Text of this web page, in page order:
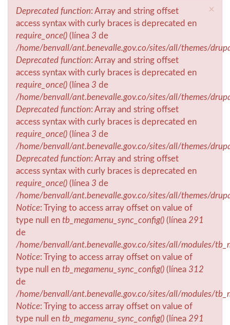
×
Mensaje de error
Deprecated function: Array and string offset
access syntax with curly braces is deprecated en
require_once() (línea 3 de
/home/benvall/ant.benevalle.gov.co/sites/all/themes/
Deprecated function: Array and string offset
access syntax with curly braces is deprecated en
require_once() (línea 3 de
/home/benvall/ant.benevalle.gov.co/sites/all/themes/
Deprecated function: Array and string offset
access syntax with curly braces is deprecated en
require_once() (línea 3 de
/home/benvall/ant.benevalle.gov.co/sites/all/themes/
Deprecated function: Array and string offset
access syntax with curly braces is deprecated en
require_once() (línea 3 de
/home/benvall/ant.benevalle.gov.co/sites/all/themes/
Notice: Trying to access array offset on value of
type null en tb_megamenu_sync_config() (línea 291
de
/home/benvall/ant.benevalle.gov.co/sites/all/modules/
Notice: Trying to access array offset on value of
type null en tb_megamenu_sync_config() (línea 312
de
/home/benvall/ant.benevalle.gov.co/sites/all/modules/
Notice: Trying to access array offset on value of
type null en tb_megamenu_sync_config() (línea 291